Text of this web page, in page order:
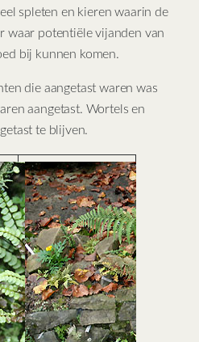
spleten en kieren waarin de
waar potentiële vijanden van
bij kunnen komen.
die aangetast waren was
aangetast. Wortels en
te blijven.